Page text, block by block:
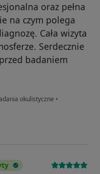
oraz pełna
na czym polega
Cała wizyta
Serdecznie
badaniem
okulistyczne •